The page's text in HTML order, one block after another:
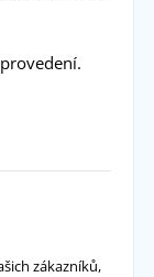
zákazníků,